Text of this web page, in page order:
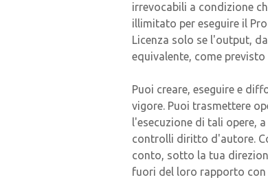
irrevocabili a condizione
illimitato per eseguire il
Licenza solo se l'output,
equivalente, come
Puoi creare, eseguire e
vigore. Puoi trasmettere
l'esecuzione di tali opere,
controlli diritto d'autore.
conto, sotto la tua
fuori del loro rapporto con